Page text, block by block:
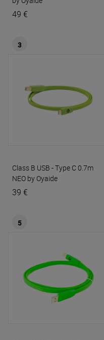
49 €
3
Class B USB - Type C 0.7m
NEO by Oyaide
39 €
5